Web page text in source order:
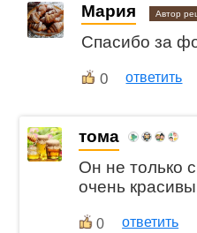
Мария Автор
Спасибо за
0 ответить
тома
Он не только
очень
0 ответить